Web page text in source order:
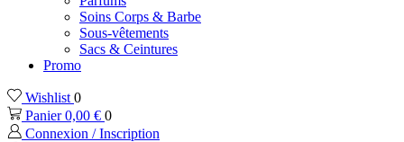
Soins Corps & Barbe
Sous-vêtements
Sacs & Ceintures
Promo
Wishlist 0
Panier0,00 € 0
Connexion / Inscription